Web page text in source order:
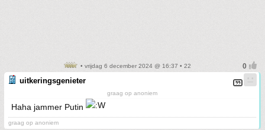
• vrijdag 6 december 2024 @ 16:37 • 22
uitkeringsgenieter
graag op anoniem
Haha jammer Putin
graag op anoniem